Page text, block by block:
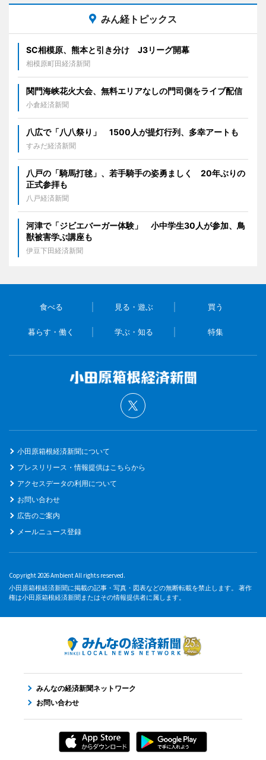
みん経トピックス
SC相模原、熊本と引き分け J3リーグ開幕
相模原町田経済新聞
関門海峡花火大会、無料エリアなしの門司側をライブ配信
小倉経済新聞
八広で「八八祭り」 1500人が提灯行列、多幸アートも
すみだ経済新聞
八戸の「騎馬打毬」、若手騎手の姿勇ましく 20年ぶりの
正式参拝も
八戸経済新聞
河津で「ジビエバーガー体験」 小中学生30人が参加、鳥
獣被害学ぶ講座も
伊豆下田経済新聞
食べる 見る・遊ぶ 買う
暮らす・働く 学ぶ・知る 特集
小田原箱根経済新聞について
プレスリリース・情報提供はこちらから
アクセスデータの利用について
お問い合わせ
広告のご案内
メールニュース登録
Copyright 2026 Ambient All rights reserved.
小田原箱根経済新聞に掲載の記事・写真・図表などの無断転載を禁止します。 著作
権は小田原箱根経済新聞またはその情報提供者に属します。
みんなの経済新聞ネットワーク
お問い合わせ